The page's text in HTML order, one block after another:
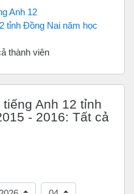
Anh 12
tỉnh Đồng Nai năm học
thành viên
Anh 12 tỉnh
- 2016: Tất cả
Giờ